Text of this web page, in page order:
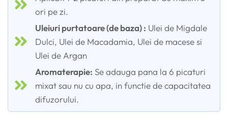
ori pe zi.
Uleiuri purtatoare (de baza) : Ulei de Migdale
Dulci, Ulei de Macadamia, Ulei de macese si
Ulei de Argan
Aromaterapie: Se adauga pana la 6 picaturi
mixat sau nu cu apa, in functie de capacitatea
difuzorului.